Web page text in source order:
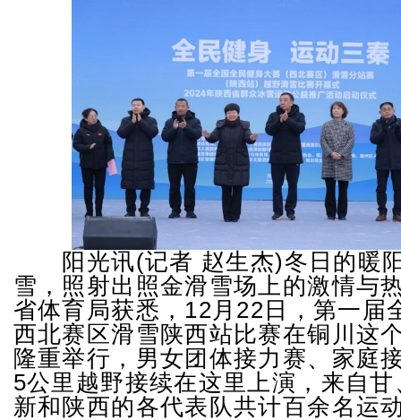
阳光讯(记者 赵生杰)冬日的暖
雪，照射出照金滑雪场上的激情与
省体育局获悉，12月22日，第一届
西北赛区滑雪陕西站比赛在铜川这
隆重举行，男女团体接力赛、家庭
5公里越野接续在这里上演，来自
新和陕西的各代表队共计百余名运